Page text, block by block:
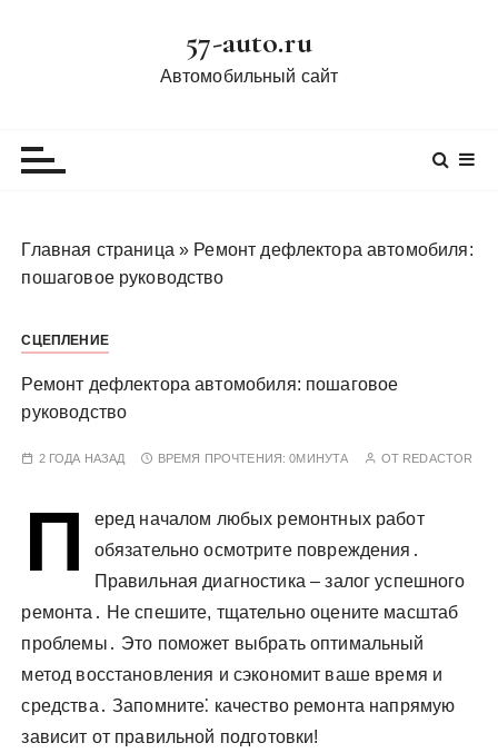
57-auto.ru
Автомобильный сайт
Главная страница » Ремонт дефлектора автомобиля:
пошаговое руководство
СЦЕПЛЕНИЕ
Ремонт дефлектора автомобиля: пошаговое
руководство
2 ГОДА НАЗАД ВРЕМЯ ПРОЧТЕНИЯ:0МИНУТА ОТ REDACTOR
П
еред началом любых ремонтных работ
обязательно осмотрите повреждения․
Правильная диагностика – залог успешного
ремонта․ Не спешите, тщательно оцените масштаб
проблемы․ Это поможет выбрать оптимальный
метод восстановления и сэкономит ваше время и
средства․ Запомните⁚ качество ремонта напрямую
зависит от правильной подготовки!